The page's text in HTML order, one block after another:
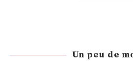
Un peu de